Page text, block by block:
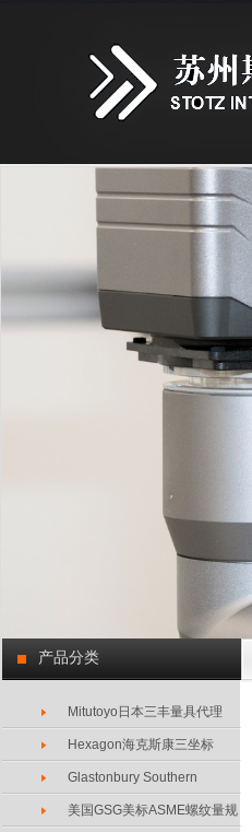
产品分类
Mitutoyo日本三丰量具代理
Hexagon海克斯康三坐标
Glastonbury Southern
美国GSG美标ASME螺纹量规